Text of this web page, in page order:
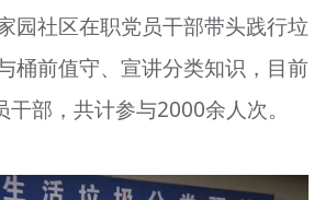
园社区在职党员干部带头践行垃
桶前值守、宣讲分类知识，目前
部，共计参与2000余人次。